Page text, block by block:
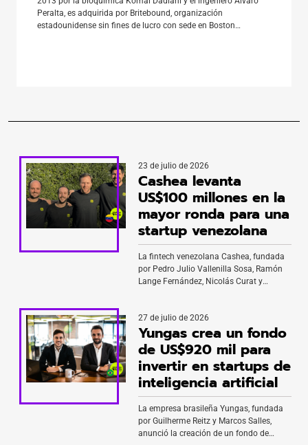
Peralta, es adquirida por Britebound, organización
estadounidense sin fines de lucro con sede en Boston
23 de julio de 2026
Cashea levanta
US$100 millones en la
mayor ronda para una
startup venezolana
La fintech venezolana Cashea, fundada
por Pedro Julio Vallenilla Sosa, Ramón
Lange Fernández, Nicolás Curat y
la mayor levantada por una startup
nacida en Venezuela. La operación reúne
una Serie A de US$40 millones, cerrada
en marzo de 2026, y una Serie B de […]
27 de julio de 2026
Yungas crea un fondo
de US$920 mil para
invertir en startups de
inteligencia artificial
La empresa brasileña Yungas, fundada
por Guilherme Reitz y Marcos Salles,
anunció la creación de un fondo de